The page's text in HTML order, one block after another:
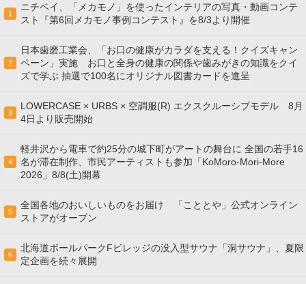
1
ニチベイ、「メカモノ」を使ったインテリアの写真・動画コンテ
スト『第6回メカモノ事例コンテスト』を8/3より開催
2
日本歯磨工業会、「お口の健康がカラダを支える！クイズキャン
ペーン」実施 お口と全身の健康の関係や歯みがきの知識をクイ
ズで学ぶ 抽選で100名にオリジナル図書カードを進呈
3
LOWERCASE × URBS × 空調服(R) エクスクルーシブモデル 8月
4日より販売開始
4
軽井沢から電車で約25分の城下町がアートの舞台に 全国の若手16
名が滞在制作、市民アーティストも参加「KoMoro-Mori-More
2026」8/8(土)開幕
5
全国各地のおいしいものをお届け 「こととや」公式オンライン
ストアがオープン
6
北海道ボールパークFビレッジの没入型サウナ「洞サウナ」、夏限
定企画を続々展開